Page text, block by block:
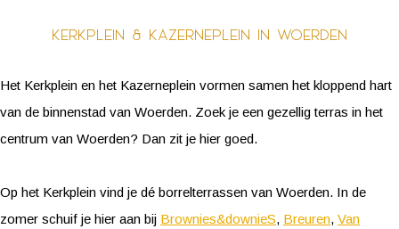
Kerkplein & Kazerneplein in Woerden
Het Kerkplein en het Kazerneplein vormen samen het kloppend hart
van de binnenstad van Woerden. Zoek je een gezellig terras in het
centrum van Woerden? Dan zit je hier goed.
Op het Kerkplein vind je dé borrelterrassen van Woerden. In de
zomer schuif je hier aan bij Brownies&downieS, Breuren, Van